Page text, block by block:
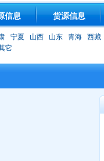
信息 货源信息
宁夏 山西 山东 青海 西藏
它